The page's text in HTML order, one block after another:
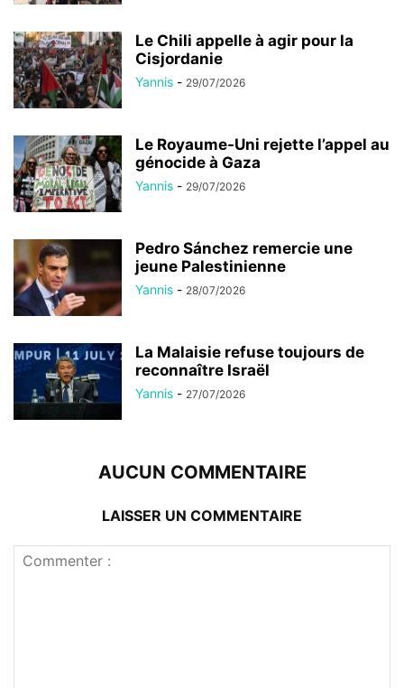
Le Chili appelle à agir pour la
Cisjordanie
Yannis - 29/07/2026
Le Royaume-Uni rejette l’appel au
génocide à Gaza
Yannis - 29/07/2026
Pedro Sánchez remercie une
jeune Palestinienne
Yannis - 28/07/2026
La Malaisie refuse toujours de
reconnaître Israël
Yannis - 27/07/2026
AUCUN COMMENTAIRE
LAISSER UN COMMENTAIRE